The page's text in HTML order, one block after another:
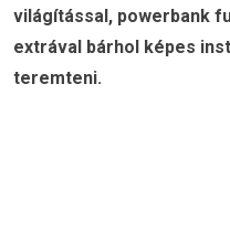
világítással, powerbank
extrával bárhol képes
teremteni.